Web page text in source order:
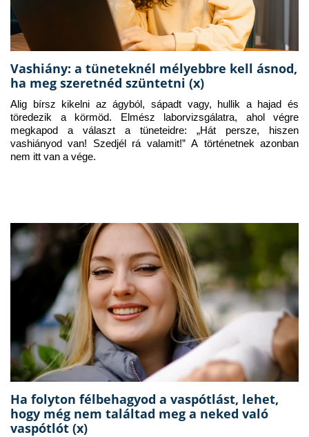
Vashiány: a tüneteknél mélyebbre kell ásnod,
ha meg szeretnéd szüntetni (x)
Alig bírsz kikelni az ágyból, sápadt vagy, hullik a hajad és
töredezik a körmöd. Elmész laborvizsgálatra, ahol végre
megkapod a választ a tüneteidre: „Hát persze, hiszen
vashiányod van! Szedjél rá valamit!” A történetnek azonban
nem itt van a vége.
Ha folyton félbehagyod a vaspótlást, lehet,
hogy még nem találtad meg a neked való
vaspótlót (x)